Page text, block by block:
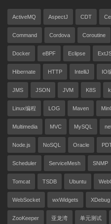
ActiveMQ AspectJ CDT
Command Cordova Coroutine
Docker eBPF Eclipse
Hibernate HTTP IntelliJ IO
JMS JSON JVM K8S
Linux编程 LOG Maven
Multimedia MVC MySQL
Node.js NoSQL Oracle
Scheduler ServiceMesh SNMP
Tomcat TSDB Ubuntu
WebSocket wxWidgets XDebug
ZooKeeper 亚龙湾 单元测试